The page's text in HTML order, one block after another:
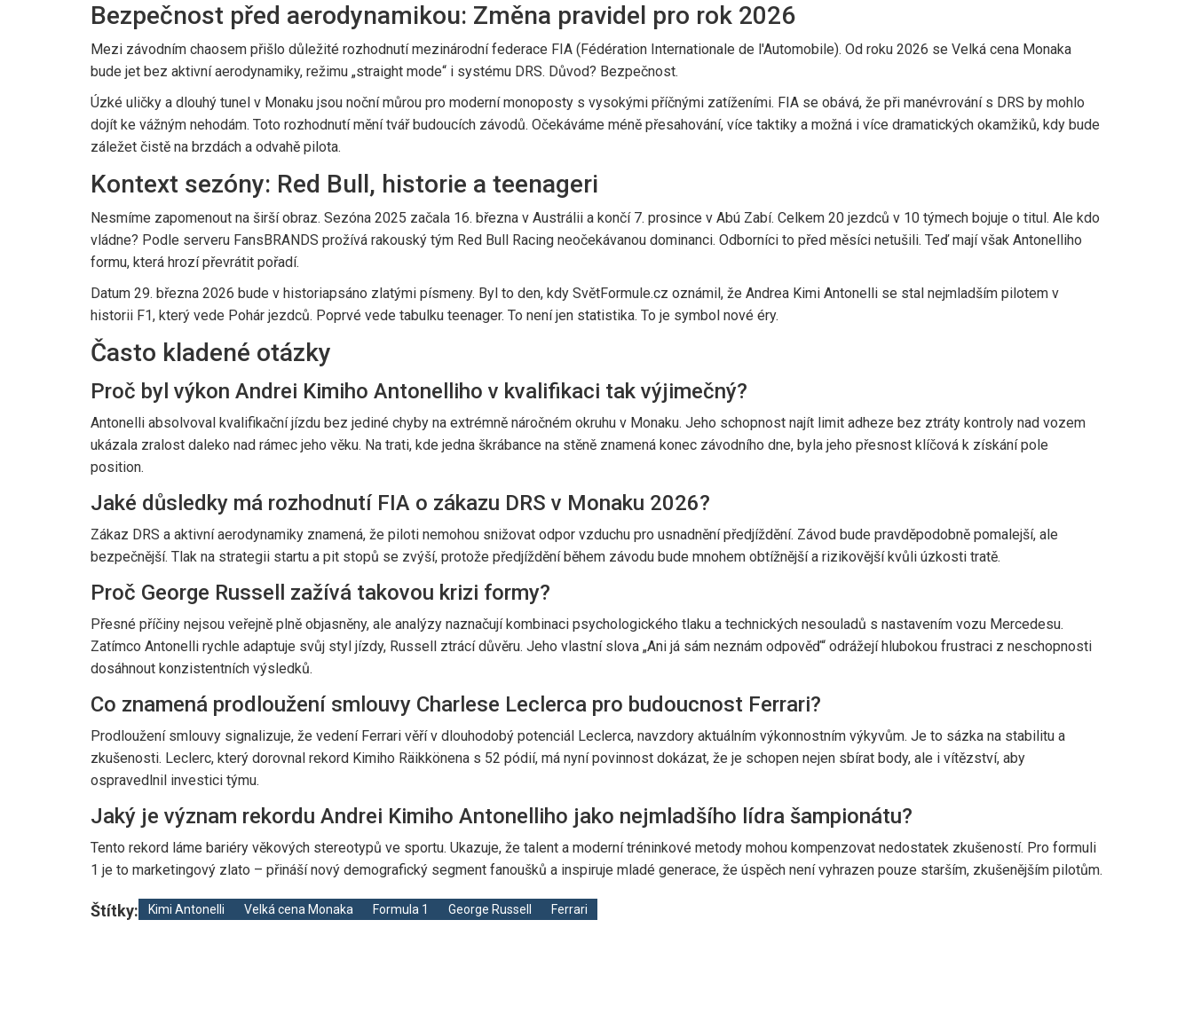
Bezpečnost před aerodynamikou: Změna pravidel pro rok 2026
Mezi závodním chaosem přišlo důležité rozhodnutí mezinárodní federace FIA (Fédération Internationale de l'Automobile). Od roku 2026 se Velká cena Monaka
bude jet bez aktivní aerodynamiky, režimu „straight mode“ i systému DRS. Důvod? Bezpečnost.
Úzké uličky a dlouhý tunel v Monaku jsou noční můrou pro moderní monoposty s vysokými příčnými zatíženími. FIA se obává, že při manévrování s DRS by mohlo
dojít ke vážným nehodám. Toto rozhodnutí mění tvář budoucích závodů. Očekáváme méně přesahování, více taktiky a možná i více dramatických okamžiků, kdy bude
záležet čistě na brzdách a odvahě pilota.
Kontext sezóny: Red Bull, historie a teenageri
Nesmíme zapomenout na širší obraz. Sezóna 2025 začala 16. března v Austrálii a končí 7. prosince v Abú Zabí. Celkem 20 jezdců v 10 týmech bojuje o titul. Ale kdo
vládne? Podle serveru FansBRANDS prožívá rakouský tým Red Bull Racing neočekávanou dominanci. Odborníci to před měsíci netušili. Teď mají však Antonelliho
formu, která hrozí převrátit pořadí.
Datum 29. března 2026 bude v historiapsáno zlatými písmeny. Byl to den, kdy SvětFormule.cz oznámil, že Andrea Kimi Antonelli se stal nejmladším pilotem v
historii F1, který vede Pohár jezdců. Poprvé vede tabulku teenager. To není jen statistika. To je symbol nové éry.
Často kladené otázky
Proč byl výkon Andrei Kimiho Antonelliho v kvalifikaci tak výjimečný?
Antonelli absolvoval kvalifikační jízdu bez jediné chyby na extrémně náročném okruhu v Monaku. Jeho schopnost najít limit adheze bez ztráty kontroly nad vozem
ukázala zralost daleko nad rámec jeho věku. Na trati, kde jedna škrábance na stěně znamená konec závodního dne, byla jeho přesnost klíčová k získání pole
position.
Jaké důsledky má rozhodnutí FIA o zákazu DRS v Monaku 2026?
Zákaz DRS a aktivní aerodynamiky znamená, že piloti nemohou snižovat odpor vzduchu pro usnadnění předjíždění. Závod bude pravděpodobně pomalejší, ale
bezpečnější. Tlak na strategii startu a pit stopů se zvýší, protože předjíždění během závodu bude mnohem obtížnější a rizikovější kvůli úzkosti tratě.
Proč George Russell zažívá takovou krizi formy?
Přesné příčiny nejsou veřejně plně objasněny, ale analýzy naznačují kombinaci psychologického tlaku a technických nesouladů s nastavením vozu Mercedesu.
Zatímco Antonelli rychle adaptuje svůj styl jízdy, Russell ztrácí důvěru. Jeho vlastní slova „Ani já sám neznám odpověď“ odrážejí hlubokou frustraci z neschopnosti
dosáhnout konzistentních výsledků.
Co znamená prodloužení smlouvy Charlese Leclerca pro budoucnost Ferrari?
Prodloužení smlouvy signalizuje, že vedení Ferrari věří v dlouhodobý potenciál Leclerca, navzdory aktuálním výkonnostním výkyvům. Je to sázka na stabilitu a
zkušenosti. Leclerc, který dorovnal rekord Kimiho Räikkönena s 52 pódií, má nyní povinnost dokázat, že je schopen nejen sbírat body, ale i vítězství, aby
ospravedlnil investici týmu.
Jaký je význam rekordu Andrei Kimiho Antonelliho jako nejmladšího lídra šampionátu?
Tento rekord láme bariéry věkových stereotypů ve sportu. Ukazuje, že talent a moderní tréninkové metody mohou kompenzovat nedostatek zkušeností. Pro formuli
1 je to marketingový zlato – přináší nový demografický segment fanoušků a inspiruje mladé generace, že úspěch není vyhrazen pouze starším, zkušenějším pilotům.
Štítky: Kimi Antonelli Velká cena Monaka Formula 1 George Russell Ferrari